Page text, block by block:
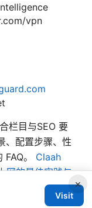
vpn
栏目与SEO 要
、配置步骤、性
。 Claah
网的最佳实践与
×
Visit